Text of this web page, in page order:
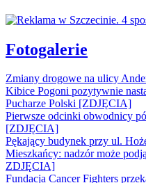
Fotogalerie
Zmiany drogowe na ulicy
Kibice Pogoni pozytywnie
Pucharze Polski [ZDJĘCIA]
Pierwsze odcinki obwodnicy
[ZDJĘCIA]
Pękający budynek przy ul.
Mieszkańcy: nadzór może
ZDJĘCIA]
Fundacja Cancer Fighters